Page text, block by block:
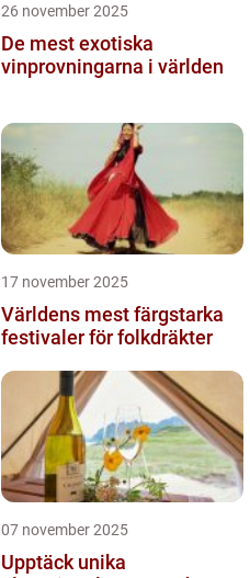
26 november 2025
De mest exotiska
vinprovningarna i världen
17 november 2025
Världens mest färgstarka
festivaler för folkdräkter
07 november 2025
Upptäck unika